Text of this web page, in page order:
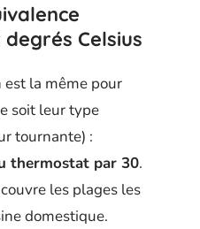
Celsius
est la même pour
soit leur type
tournante) :
thermostat par 30.
les plages les
domestique.